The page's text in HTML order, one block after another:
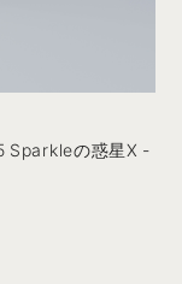
Sparkleの惑星X -